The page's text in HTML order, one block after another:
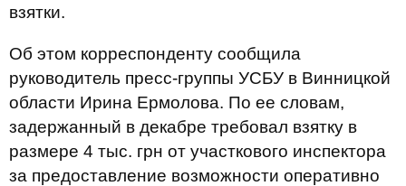
взятки.
Об этом корреспонденту сообщила
руководитель пресс-группы УСБУ в Винницкой
области Ирина Ермолова. По ее словам,
задержанный в декабре требовал взятку в
размере 4 тыс. грн от участкового инспектора
за предоставление возможности оперативно